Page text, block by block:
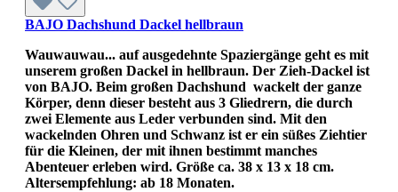
BAJO Dachshund Dackel hellbraun
Wauwauwau... auf ausgedehnte Spaziergänge geht es mit
unserem großen Dackel in hellbraun. Der Zieh-Dackel ist
von BAJO. Beim großen Dachshund wackelt der ganze
Körper, denn dieser besteht aus 3 Gliedrern, die durch
zwei Elemente aus Leder verbunden sind. Mit den
wackelnden Ohren und Schwanz ist er ein süßes Ziehtier
für die Kleinen, der mit ihnen bestimmt manches
Abenteuer erleben wird. Größe ca. 38 x 13 x 18 cm.
Altersempfehlung: ab 18 Monaten.